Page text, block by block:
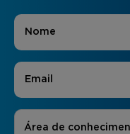
Nome
E-mail
Áreas de Interesse
Área de